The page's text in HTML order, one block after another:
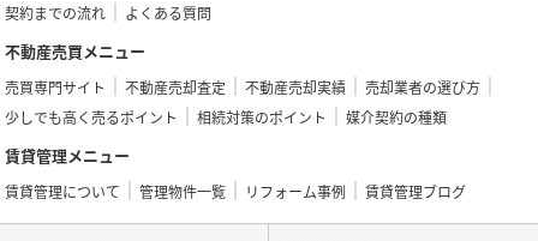
契約までの流れ
よくある質問
不動産売買メニュー
売買専門サイト 不動産売却査定 不動産売却実績
売却業者の選び方
少しでも高く売るポイント
相続対策のポイント 媒介契約の種類
賃貸管理メニュー
賃貸管理について 管理物件一覧 リフォーム事例 賃貸管理ブログ